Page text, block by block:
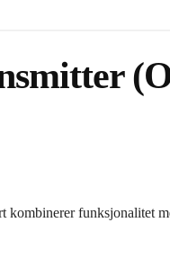
kombinerer funksjonalitet